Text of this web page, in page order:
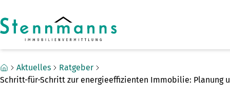
Zum Fuß springen
Aktuelles
Ratgeber
Schritt-für-Schritt zur energieeffizienten Immobilie: Planung